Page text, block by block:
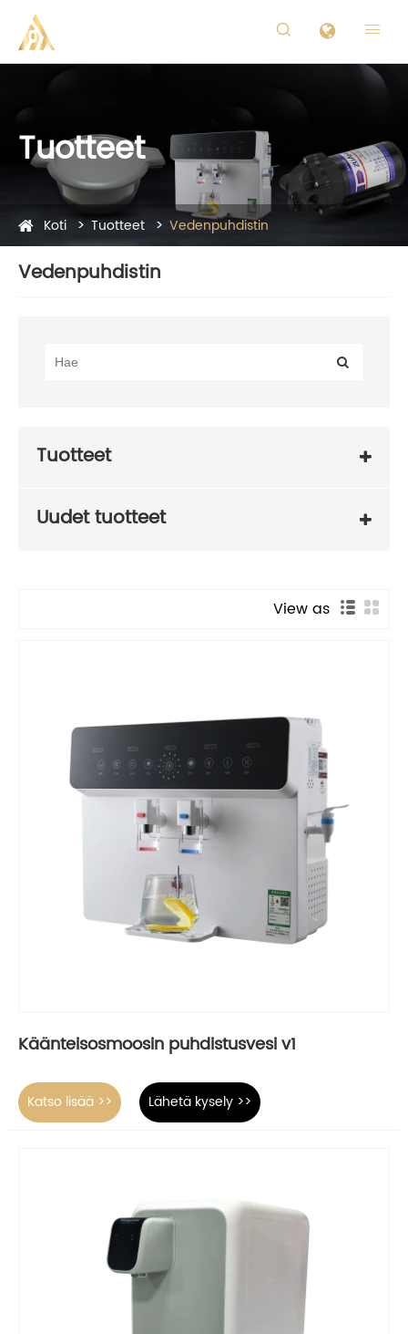
 
Tuotteet
Koti Tuotteet Vedenpuhdistin
Vedenpuhdistin
Tuotteet
Uudet tuotteet
View as
Käänteisosmoosin puhdistusvesi v1
Katso lisää >> Lähetä kysely >>